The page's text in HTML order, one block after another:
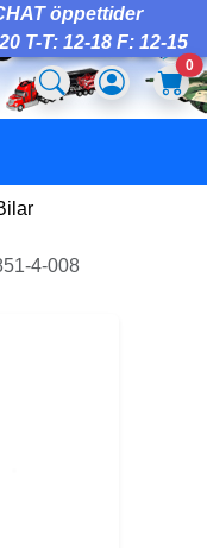
öppettider
T-T: 12-18 F: 12-15
0
4-008